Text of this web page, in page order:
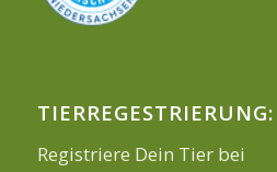
TIERREGESTRIERUNG:
Registriere Dein Tier bei